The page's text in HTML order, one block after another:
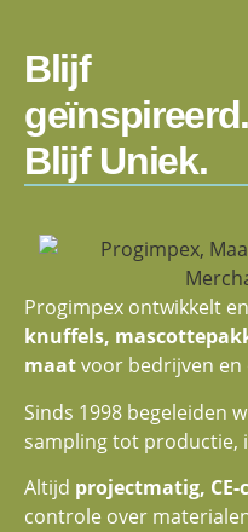
Blijf
geïnspireerd.
Blijf Uniek.
Progimpex ontwikkelt
knuffels,
maatvoor bedrijven en
Sinds 1998 begeleiden
sampling tot productie,
Altijd projectmatig,
controle over